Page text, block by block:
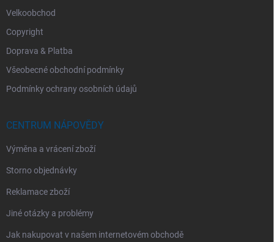
Velkoobchod
Copyright
Doprava & Platba
Všeobecné obchodní podmínky
Podmínky ochrany osobních údajů
CENTRUM NÁPOVĚDY
Výměna a vrácení zboží
Storno objednávky
Reklamace zboží
Jiné otázky a problémy
Jak nakupovat v našem internetovém obchodě